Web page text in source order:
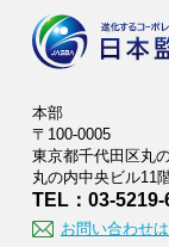
本部
〒100-0005
東京都千代田区丸
丸の内中央ビル11
TEL：03-5219-
お問い合わせ